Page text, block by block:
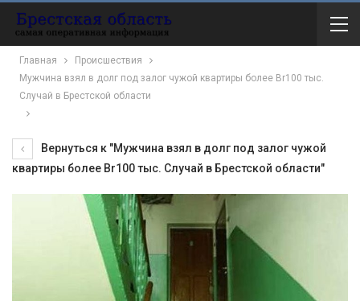
Главная
Происшествия
Мужчина взял в долг под залог чужой квартиры более Br100 тыс.
Случай в Брестской области
Вернуться к "Мужчина взял в долг под залог чужой
квартиры более Br100 тыс. Случай в Брестской области"